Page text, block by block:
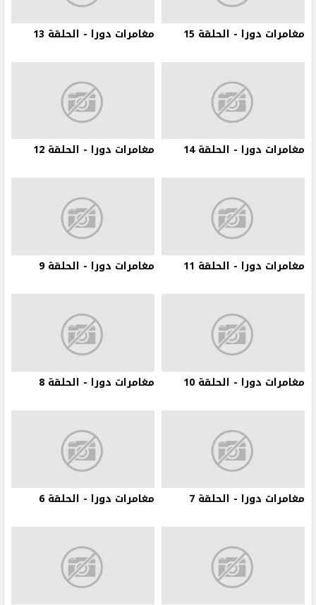
مغامرات دورا - الحلقة 15 مغامرات دورا - الحلقة 13
مغامرات دورا - الحلقة 14 مغامرات دورا - الحلقة 12
مغامرات دورا - الحلقة 11 مغامرات دورا - الحلقة 9
مغامرات دورا - الحلقة 10 مغامرات دورا - الحلقة 8
مغامرات دورا - الحلقة 7 مغامرات دورا - الحلقة 6